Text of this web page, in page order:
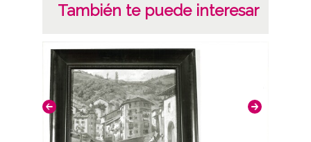
También te puede interesar